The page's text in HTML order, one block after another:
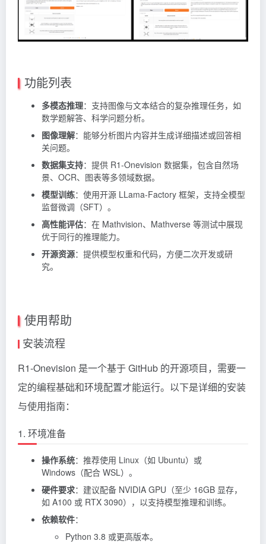
功能列表
多模态推理：支持图像与文本结合的复杂推理任务，如
数学题解答、科学问题分析。
图像理解：能够分析图片内容并生成详细描述或回答相
关问题。
数据集支持：提供 R1-Onevision 数据集，包含自然场
景、OCR、图表等多领域数据。
模型训练：使用开源 LLama-Factory 框架，支持全模型
监督微调（SFT）。
高性能评估：在 Mathvision、Mathverse 等测试中展现
优于同行的推理能力。
开源资源：提供模型权重和代码，方便二次开发或研
究。
使用帮助
安装流程
R1-Onevision 是一个基于 GitHub 的开源项目，需要一
定的编程基础和环境配置才能运行。以下是详细的安装
与使用指南：
1. 环境准备
操作系统：推荐使用 Linux（如 Ubuntu）或
Windows（配合 WSL）。
硬件要求：建议配备 NVIDIA GPU（至少 16GB 显存，
如 A100 或 RTX 3090），以支持模型推理和训练。
依赖软件：
Python 3.8 或更高版本。